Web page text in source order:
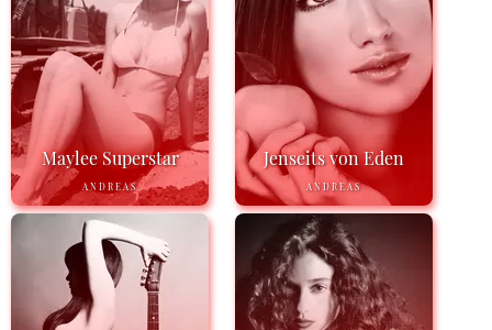
Maylee Superstar
ANDREAS
Jenseits von Eden
ANDREAS